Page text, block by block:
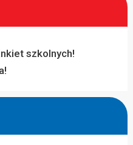
szkolnych!